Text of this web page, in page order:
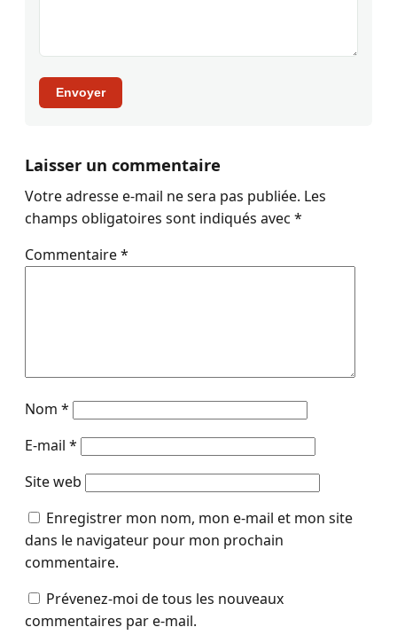
Envoyer
Laisser un commentaire
Votre adresse e-mail ne sera pas publiée. Les
champs obligatoires sont indiqués avec *
Commentaire*
Nom *
E-mail *
Site web
Enregistrer mon nom, mon e-mail et mon site
dans le navigateur pour mon prochain
commentaire.
Prévenez-moi de tous les nouveaux
commentaires par e-mail.